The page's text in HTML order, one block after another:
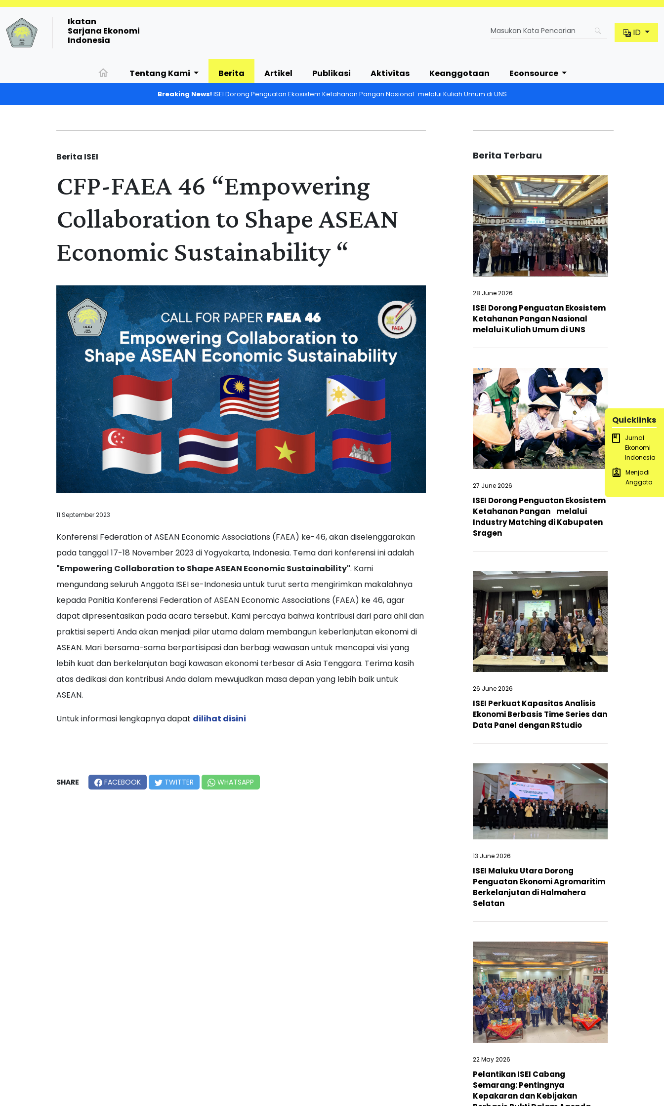
Ikatan
Sarjana Ekonomi
Indonesia
ID
Tentang Kami Berita Artikel Publikasi Aktivitas Keanggotaan Econsource
Breaking News!ISEI Dorong Penguatan Ekosistem Ketahanan Pangan Nasional melalui Kuliah Umum di UNS
Berita ISEI
CFP-FAEA 46 “Empowering
Collaboration to Shape ASEAN
Economic Sustainability “
11 September 2023
Konferensi Federation of ASEAN Economic Associations (FAEA) ke-46, akan diselenggarakan
pada tanggal 17-18 November 2023 di Yogyakarta, Indonesia. Tema dari konferensi ini adalah
"Empowering Collaboration to Shape ASEAN Economic Sustainability". Kami
mengundang seluruh Anggota ISEI se-Indonesia untuk turut serta mengirimkan makalahnya
kepada Panitia Konferensi Federation of ASEAN Economic Associations (FAEA) ke 46, agar
dapat dipresentasikan pada acara tersebut. Kami percaya bahwa kontribusi dari para ahli dan
praktisi seperti Anda akan menjadi pilar utama dalam membangun keberlanjutan ekonomi di
ASEAN. Mari bersama-sama berpartisipasi dan berbagi wawasan untuk mencapai visi yang
lebih kuat dan berkelanjutan bagi kawasan ekonomi terbesar di Asia Tenggara. Terima kasih
atas dedikasi dan kontribusi Anda dalam mewujudkan masa depan yang lebih baik untuk
ASEAN.
Untuk informasi lengkapnya dapat dilihat disini
SHARE FACEBOOK TWITTER WHATSAPP
Berita Terbaru
28 June 2026
ISEI Dorong Penguatan Ekosistem
Ketahanan Pangan Nasional
melalui Kuliah Umum di UNS
27 June 2026
ISEI Dorong Penguatan Ekosistem
Ketahanan Pangan melalui
Industry Matching di Kabupaten
Sragen
26 June 2026
ISEI Perkuat Kapasitas Analisis
Ekonomi Berbasis Time Series dan
Data Panel dengan RStudio
13 June 2026
ISEI Maluku Utara Dorong
Penguatan Ekonomi Agromaritim
Berkelanjutan di Halmahera
Selatan
22 May 2026
Pelantikan ISEI Cabang
Semarang: Pentingnya
Kepakaran dan Kebijakan
Quicklinks
Jurnal
Ekonomi
Indonesia
Menjadi
Anggota